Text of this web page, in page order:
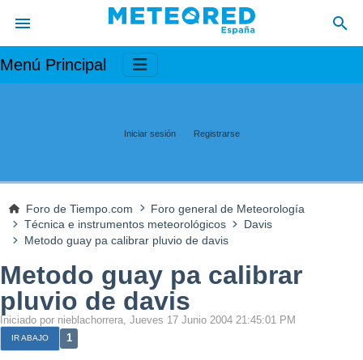
Menú Principal
Iniciar sesión Registrarse
Foro de Tiempo.com
Foro general de Meteorología
Técnica e instrumentos meteorológicos
Davis
Metodo guay pa calibrar pluvio de davis
Metodo guay pa calibrar
pluvio de davis
Iniciado por nieblachorrera, Jueves 17 Junio 2004 21:45:01 PM
IR ABAJO 1